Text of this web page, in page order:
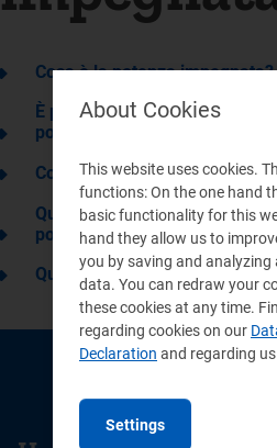
Cosa è la potenza impegnata?
È possibile aumentare o
potenza impegnata?
Come si richiede la
Quanto tempo occorre per la
potenza?
Quanto costa la variazione
About Cookies
This website uses cookies.
functions: On the one hand
basic functionality for this
hand they allow us to
you by saving and analyzing
data. You can redraw your
these cookies at any time.
regarding cookies on our
Declaration and regarding
Settings